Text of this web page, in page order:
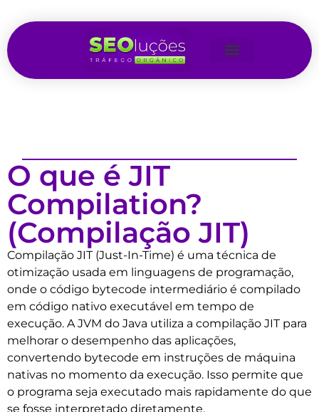
O que é JIT
Compilation?
(Compilação JIT)
Compilação JIT (Just-In-Time) é uma técnica de
otimização usada em linguagens de programação,
onde o código bytecode intermediário é compilado
em código nativo executável em tempo de
execução. A JVM do Java utiliza a compilação JIT para
melhorar o desempenho das aplicações,
convertendo bytecode em instruções de máquina
nativas no momento da execução. Isso permite que
o programa seja executado mais rapidamente do que
se fosse interpretado diretamente.